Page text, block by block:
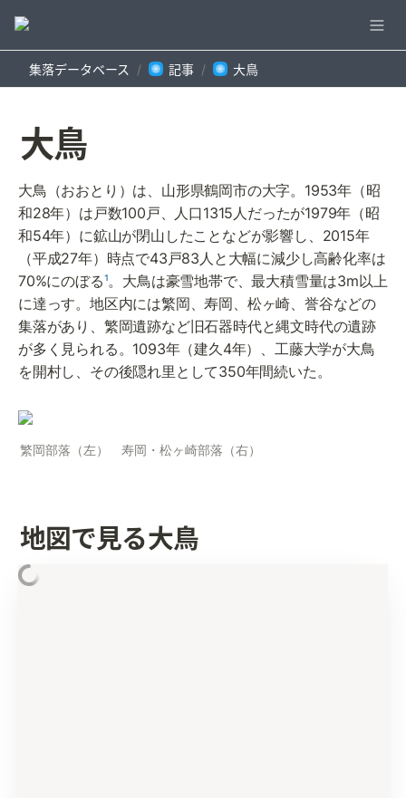
集落データベース / 記事 / 大鳥
大鳥
大鳥（おおとり）は、山形県鶴岡市の大字。1953年（昭
和28年）は戸数100戸、人口1315人だったが1979年（昭
和54年）に鉱山が閉山したことなどが影響し、2015年
（平成27年）時点で43戸83人と大幅に減少し高齢化率は
70%にのぼる¹。大鳥は豪雪地帯で、最大積雪量は3m以上
に達っす。地区内には繁岡、寿岡、松ヶ崎、誉谷などの
集落があり、繁岡遺跡など旧石器時代と縄文時代の遺跡
が多く見られる。1093年（建久4年）、工藤大学が大鳥
を開村し、その後隠れ里として350年間続いた。
繁岡部落（左）　寿岡・松ヶ崎部落（右）
地図で見る大鳥